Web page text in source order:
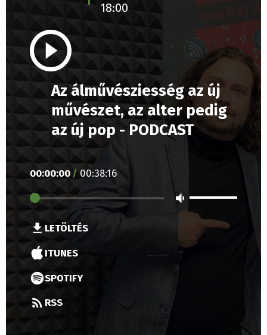
18:00
Az álművésziesség az új
művészet, az alter pedig
az új pop - PODCAST
00:00:00 / 00:38:16
LETÖLTÉS
ITUNES
SPOTIFY
RSS